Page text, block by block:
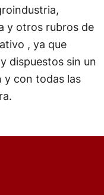
y otros rubros de
, ya que
dispuestos sin un
y con todas las